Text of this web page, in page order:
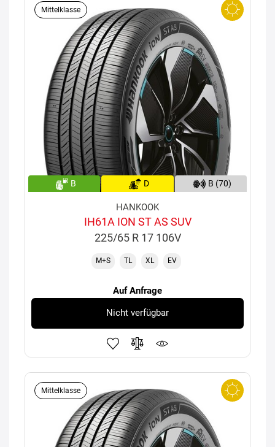
Mittelklasse
B D B (70)
HANKOOK
IH61A ION ST AS SUV
225/65 R 17 106V
M+S TL XL EV
Auf Anfrage
Nicht verfügbar
Mittelklasse